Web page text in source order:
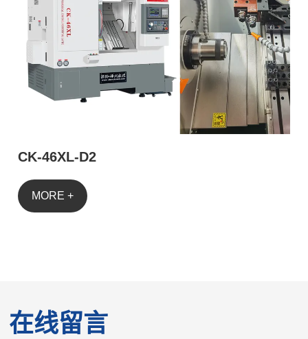
CK-46XL-D2
MORE +
在线留言